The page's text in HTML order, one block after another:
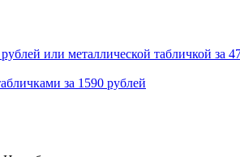
или металлической табличкой за
за 1590 рублей